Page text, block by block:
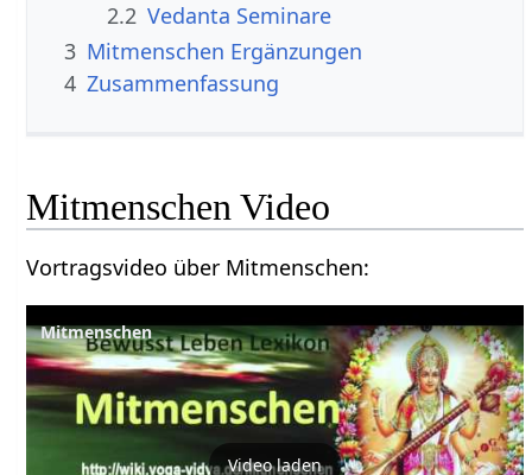
2.2 Vedanta Seminare
3
Mitmenschen‏‎ Ergänzungen
4 Zusammenfassung
Mitmenschen‏‎ Video
Vortragsvideo über Mitmenschen‏‎:
Mitmenschen‏‎
Video laden